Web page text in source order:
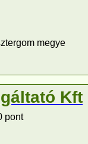
megye
Kft
pont